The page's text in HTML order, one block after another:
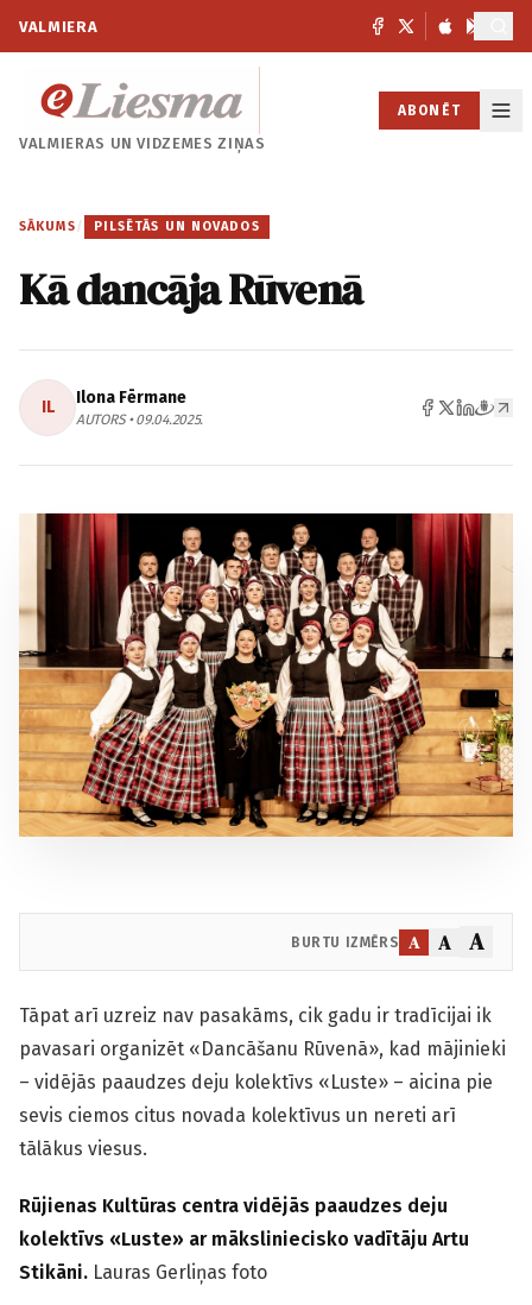
VALMIERA
VALMIERAS UNVIDZEMES ZIŅAS
ABONĒT
SĀKUMS / PILSĒTĀS UN NOVADOS
Kā dancāja Rūvenā
IL Ilona Fērmane
AUTORS • 09.04.2025.
BURTU IZMĒRS A A A
Tāpat arī uzreiz nav pasakāms, cik gadu ir tradīcijai ik
pavasari organizēt «Dancāšanu Rūvenā», kad mājinieki
– vidējās paaudzes deju kolektīvs «Luste» – aicina pie
sevis ciemos citus novada kolektīvus un nereti arī
tālākus viesus.
Rūjienas Kultūras centra vidējās paaudzes deju
kolektīvs «Luste» ar māksliniecisko vadītāju Artu
Stikāni. Lauras Gerliņas foto